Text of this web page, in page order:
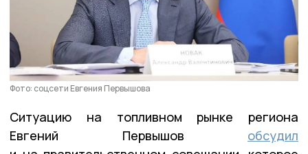
Фото: соцсети Евгения Первышова
Ситуацию на топливном рынке региона
Евгений Первышов обсудил